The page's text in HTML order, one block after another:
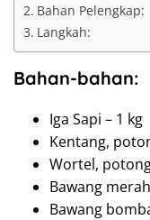
Bahan Pelengkap:
Langkah:
Bahan-bahan:
Iga Sapi – 1 kg
Kentang,
Wortel,
Bawang
Bawang